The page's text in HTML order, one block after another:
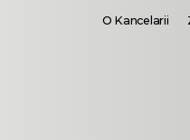
O Kancelarii